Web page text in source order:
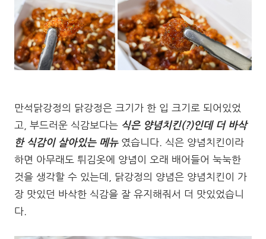
만석닭강정의 닭강정은 크기가 한 입 크기로 되어있었
고, 부드러운 식감보다는 식은 양념치킨(?)인데 더 바삭
한 식감이 살아있는 메뉴 였습니다. 식은 양념치킨이라
하면 아무래도 튀김옷에 양념이 오래 배어들어 눅눅한
것을 생각할 수 있는데, 닭강정의 양념은 양념치킨이 가
장 맛있던 바삭한 식감을 잘 유지해줘서 더 맛있었습니
다.